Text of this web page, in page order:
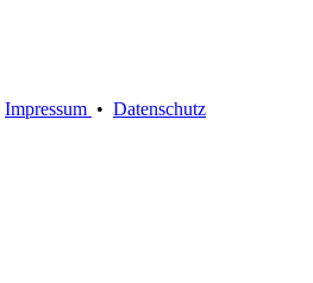
Impressum • Datenschutz